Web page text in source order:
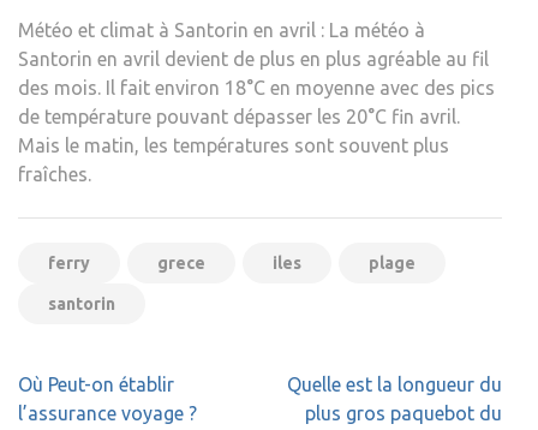
Météo et climat à Santorin en avril : La météo à
Santorin en avril devient de plus en plus agréable au fil
des mois. Il fait environ 18°C ​​en moyenne avec des pics
de température pouvant dépasser les 20°C fin avril.
Mais le matin, les températures sont souvent plus
fraîches.
ferry grece iles plage
santorin
Navigation
de
Où Peut-on établir
l’assurance voyage ?
Quelle est la longueur du
plus gros paquebot du